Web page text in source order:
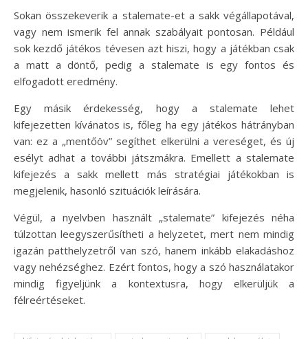
Sokan összekeverik a stalemate-et a sakk végállapotával,
vagy nem ismerik fel annak szabályait pontosan. Például
sok kezdő játékos tévesen azt hiszi, hogy a játékban csak
a matt a döntő, pedig a stalemate is egy fontos és
elfogadott eredmény.
Egy másik érdekesség, hogy a stalemate lehet
kifejezetten kívánatos is, főleg ha egy játékos hátrányban
van: ez a „mentőöv” segíthet elkerülni a vereséget, és új
esélyt adhat a további játszmákra. Emellett a stalemate
kifejezés a sakk mellett más stratégiai játékokban is
megjelenik, hasonló szituációk leírására.
Végül, a nyelvben használt „stalemate” kifejezés néha
túlzottan leegyszerűsítheti a helyzetet, mert nem mindig
igazán patthelyzetről van szó, hanem inkább elakadáshoz
vagy nehézséghez. Ezért fontos, hogy a szó használatakor
mindig figyeljünk a kontextusra, hogy elkerüljük a
félreértéseket.